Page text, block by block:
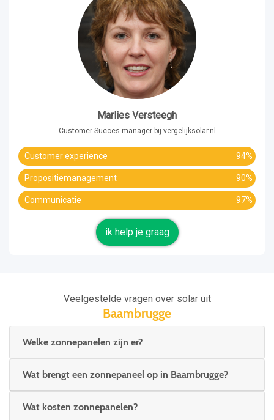
Marlies Versteegh
Customer Succes manager bij vergelijksolar.nl
Customer experience 94%
Propositiemanagement 90%
Communicatie 97%
ik help je graag
Veelgestelde vragen over solar uit
Baambrugge
Welke zonnepanelen zijn er?
Wat brengt een zonnepaneel op in Baambrugge?
Wat kosten zonnepanelen?